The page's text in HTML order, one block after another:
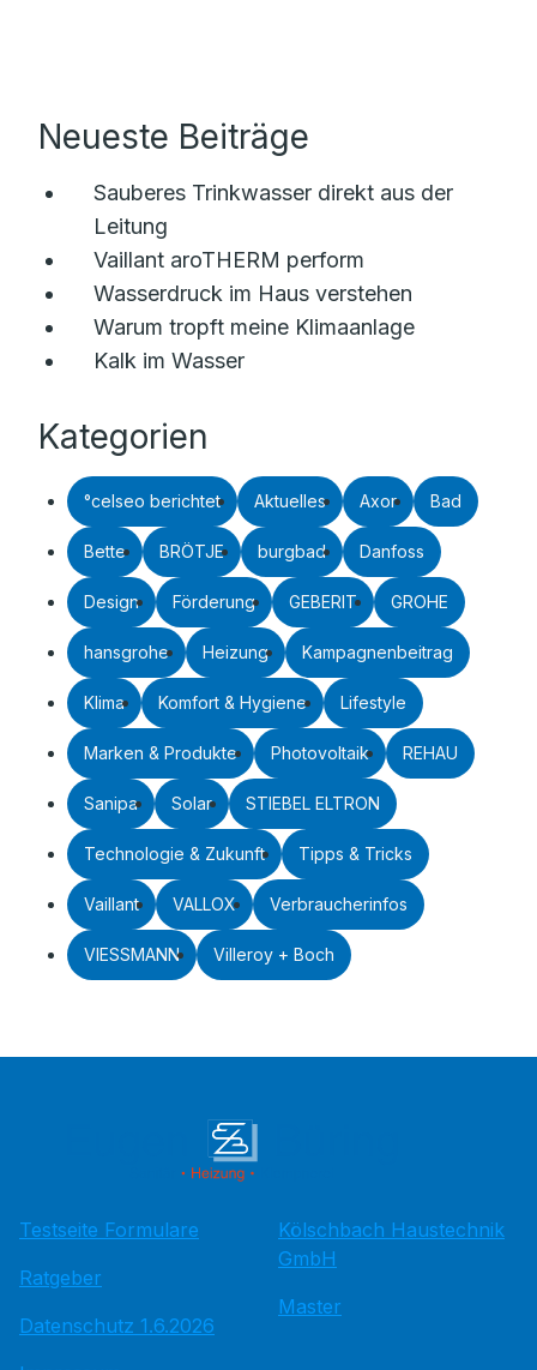
Neueste Beiträge
Sauberes Trinkwasser direkt aus der
Leitung
Vaillant aroTHERM perform
Wasserdruck im Haus verstehen
Warum tropft meine Klimaanlage
Kalk im Wasser
Kategorien
°celseo berichtet Aktuelles Axor Bad
Bette BRÖTJE burgbad Danfoss
Design Förderung GEBERIT GROHE
hansgrohe Heizung Kampagnenbeitrag
Klima Komfort & Hygiene Lifestyle
Marken & Produkte Photovoltaik REHAU
Sanipa Solar STIEBEL ELTRON
Technologie & Zukunft Tipps & Tricks
Vaillant VALLOX Verbraucherinfos
VIESSMANN Villeroy + Boch
Testseite Formulare
Ratgeber
Datenschutz 1.6.2026
Kölschbach Haustechnik
GmbH
Master